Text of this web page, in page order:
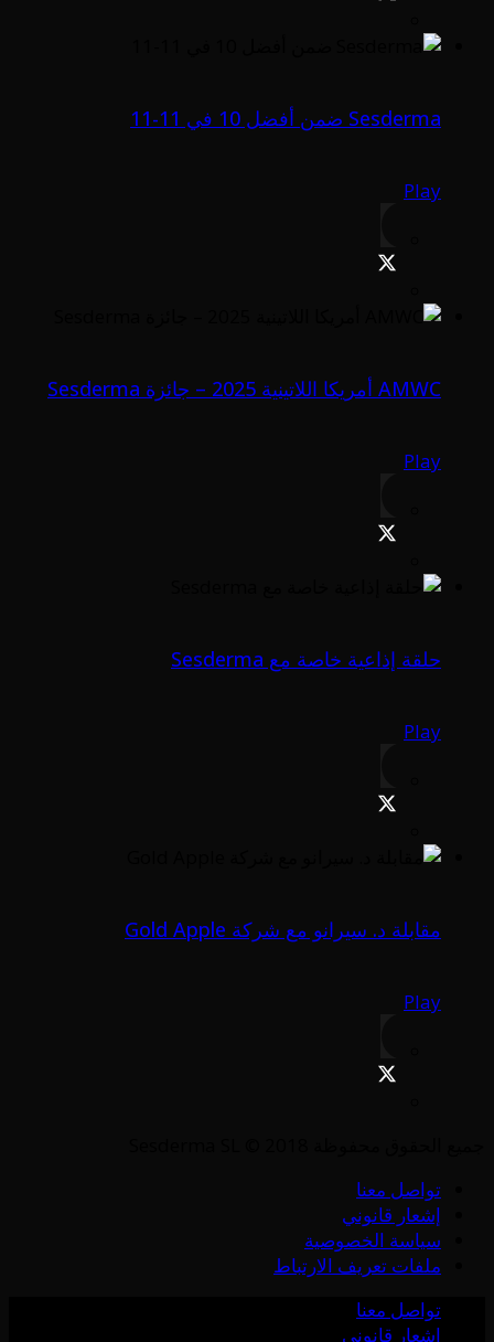
Sesderma ضمن أفضل 10 في 11-11
Play
AMWC أمريكا اللاتينية 2025 – جائزة Sesderma
Play
حلقة إذاعية خاصة مع Sesderma
Play
مقابلة د. سيرانو مع شركة Gold Apple
Play
تواصل معنا
إشعار قانوني
سياسة الخصوصية
ملفات تعريف الارتباط
تواصل معنا
إشعار قانوني